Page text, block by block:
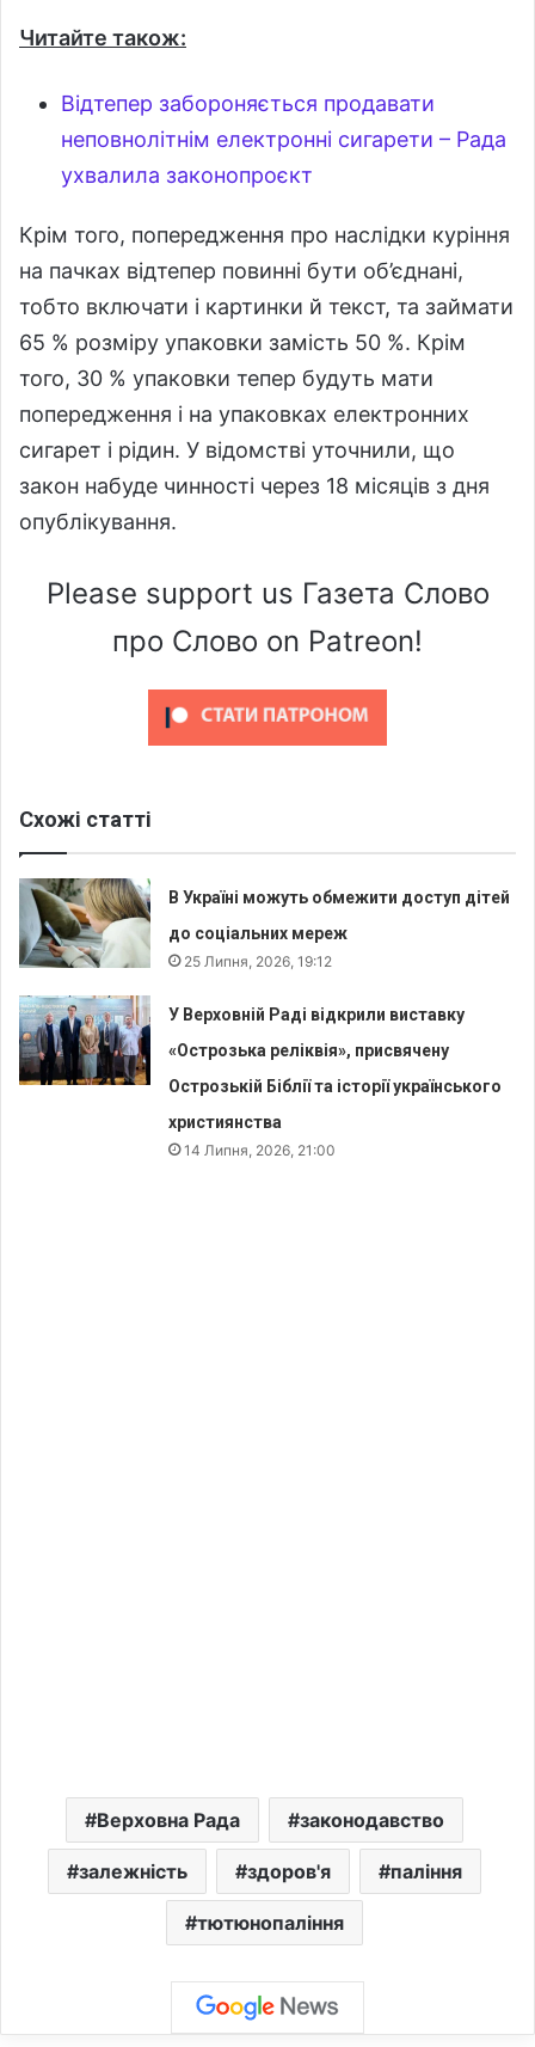
Читайте також:
Відтепер забороняється продавати
неповнолітнім електронні сигарети – Рада
ухвалила законопроєкт
Крім того, попередження про наслідки куріння
на пачках відтепер повинні бути об’єднані,
тобто включати і картинки й текст, та займати
65 % розміру упаковки замість 50 %. Крім
того, 30 % упаковки тепер будуть мати
попередження і на упаковках електронних
сигарет і рідин. У відомстві уточнили, що
закон набуде чинності через 18 місяців з дня
опублікування.
Please support us Газета Слово
про Слово on Patreon!
Схожі статті
В Україні можуть обмежити доступ дітей
до соціальних мереж
25 Липня, 2026, 19:12
У Верховній Раді відкрили виставку
«Острозька реліквія», присвячену
Острозькій Біблії та історії українського
християнства
14 Липня, 2026, 21:00
Верховна Рада законодавство
залежність здоров'я паління
тютюнопаління